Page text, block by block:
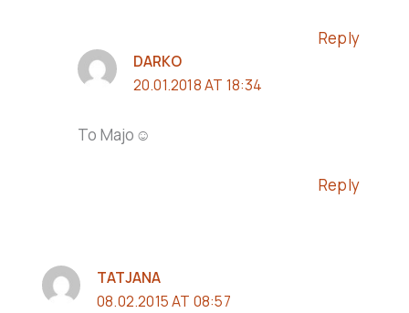
Reply
DARKO
20.01.2018 AT 18:34
To Majo☺
Reply
TATJANA
08.02.2015 AT 08:57